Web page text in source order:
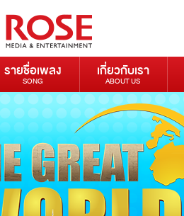
รายชื่อเพลง
SONG
เกี่ยวกับเรา
ABOUT US